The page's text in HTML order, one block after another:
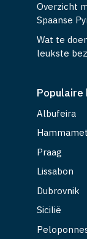
Overzicht
Spaanse
Wat te
leukste
Populaire
Albufeira
Hammamet
Praag
Lissabon
Dubrovnik
Sicilië